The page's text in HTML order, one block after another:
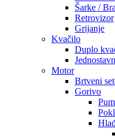
Šarke /
Retrovizor
Grijanje
Kvačilo
Duplo
Motor
Brtveni
Gorivo